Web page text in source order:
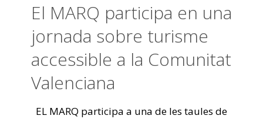
El MARQ participa en una
jornada sobre turisme
accessible a la Comunitat
Valenciana
EL MARQ participa a una de les taules de